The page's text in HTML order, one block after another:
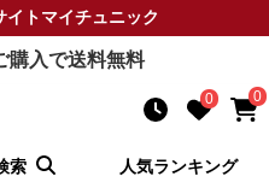
イトマイチュニック
購入で送料無料
0 0
索 人気ランキング